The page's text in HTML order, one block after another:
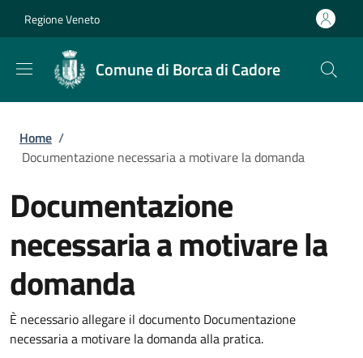
Regione Veneto
Comune di Borca di Cadore
Briciole di pane
Home /
Documentazione necessaria a motivare la domanda
Documentazione
necessaria a motivare la
domanda
È necessario allegare il documento Documentazione
necessaria a motivare la domanda alla pratica.